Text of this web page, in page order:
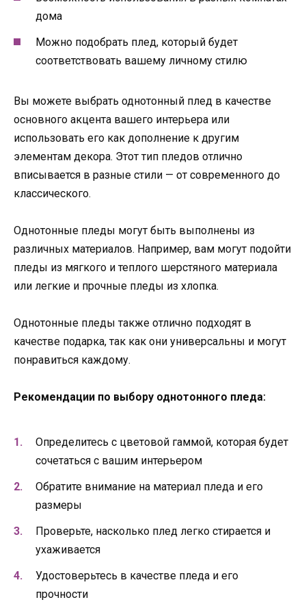
дома
Можно подобрать плед, который будет
соответствовать вашему личному стилю
Вы можете выбрать однотонный плед в качестве
основного акцента вашего интерьера или
использовать его как дополнение к другим
элементам декора. Этот тип пледов отлично
вписывается в разные стили — от современного до
классического.
Однотонные пледы могут быть выполнены из
различных материалов. Например, вам могут подойти
пледы из мягкого и теплого шерстяного материала
или легкие и прочные пледы из хлопка.
Однотонные пледы также отлично подходят в
качестве подарка, так как они универсальны и могут
понравиться каждому.
Рекомендации по выбору однотонного пледа:
Определитесь с цветовой гаммой, которая будет
сочетаться с вашим интерьером
Обратите внимание на материал пледа и его
размеры
Проверьте, насколько плед легко стирается и
ухаживается
Удостоверьтесь в качестве пледа и его
прочности